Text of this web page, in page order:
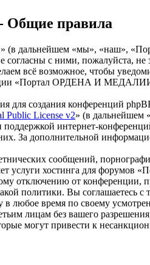
правила
дальнейшем «мы», «наш»,
не согласны с ними,
всё возможное, чтобы
«Портал ОРДЕНА И
для создания конференций
Public License v2» (в дальнейшем
интернет-
За дополнительной
сообщений,
услуги хостинга для
отключению от конференции,
такой политики. Вы
любое время по своему
лицам без вашего
могут привести к